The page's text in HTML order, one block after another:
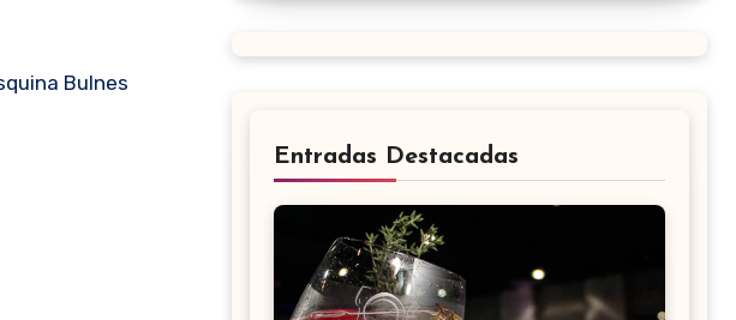
Entradas Destacadas